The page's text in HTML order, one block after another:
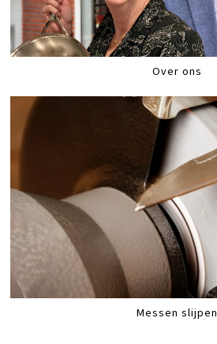
Over ons
Messen slijpen